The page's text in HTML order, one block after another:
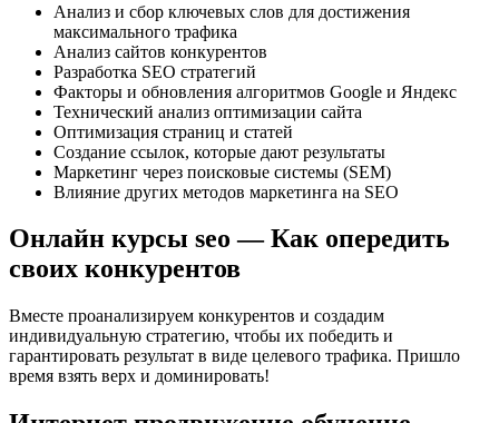
Анализ и сбор ключевых слов для достижения
максимального трафика
Анализ сайтов конкурентов
Разработка SEO стратегий
Факторы и обновления алгоритмов Google и Яндекс
Технический анализ оптимизации сайта
Оптимизация страниц и статей
Создание ссылок, которые дают результаты
Маркетинг через поисковые системы (SEM)
Влияние других методов маркетинга на SEO
Онлайн курсы seo — Как опередить
своих конкурентов
Вместе проанализируем конкурентов и создадим
индивидуальную стратегию, чтобы их победить и
гарантировать результат в виде целевого трафика. Пришло
время взять верх и доминировать!